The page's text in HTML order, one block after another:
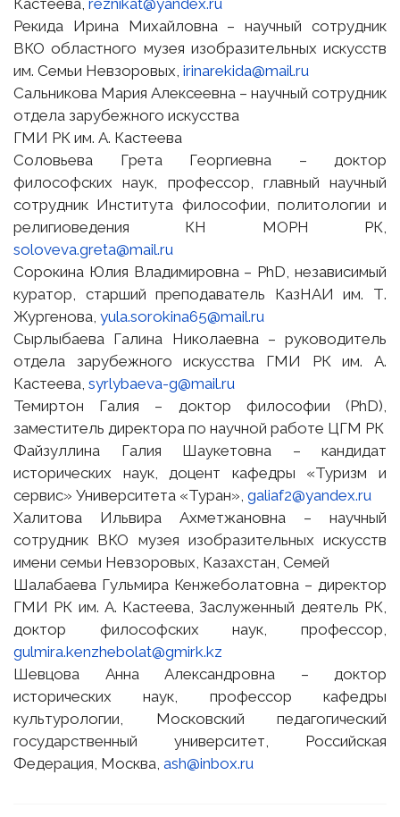
Кастеева, reznikat@yandex.ru
Рекида Ирина Михайловна – научный сотрудник
ВКО областного музея изобразительных искусств
им. Семьи Невзоровых, irinarekida@mail.ru
Сальникова Мария Алексеевна – научный сотрудник
отдела зарубежного искусства
ГМИ РК им. А. Кастеева
Соловьева Грета Георгиевна – доктор
философских наук, профессор, главный научный
сотрудник Института философии, политологии и
религиоведения КН МОРН РК,
soloveva.greta@mail.ru
Сорокина Юлия Владимировна – PhD, независимый
куратор, старший преподаватель КазНАИ им. Т.
Жургенова, yula.sorokina65@mail.ru
Сырлыбаева Галина Николаевна – руководитель
отдела зарубежного искусства ГМИ РК им. А.
Кастеева, syrlybaeva-g@mail.ru
Темиртон Галия – доктор философии (PhD),
заместитель директора по научной работе ЦГМ РК
Файзуллина Галия Шаукетовна – кандидат
исторических наук, доцент кафедры «Туризм и
сервис» Университета «Туран», galiaf2@yandex.ru
Халитова Ильвира Ахметжановна – научный
сотрудник ВКО музея изобразительных искусств
имени семьи Невзоровых, Казахстан, Семей
Шалабаева Гульмира Кенжеболатовна – директор
ГМИ РК им. А. Кастеева, Заслуженный деятель РК,
доктор философских наук, профессор,
gulmira.kenzhebolat@gmirk.kz
Шевцова Анна Александровна – доктор
исторических наук, профессор кафедры
культурологии, Московский педагогический
государственный университет, Российская
Федерация, Москва, ash@inbox.ru